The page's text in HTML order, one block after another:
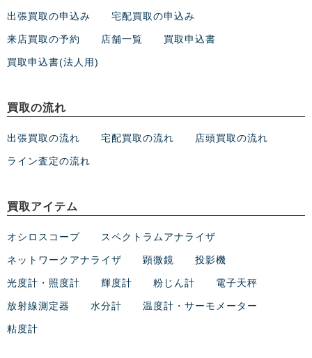
出張買取の申込み 宅配買取の申込み
来店買取の予約 店舗一覧 買取申込書
買取申込書(法人用)
買取の流れ
出張買取の流れ 宅配買取の流れ 店頭買取の流れ
ライン査定の流れ
買取アイテム
オシロスコープ スペクトラムアナライザ
ネットワークアナライザ 顕微鏡 投影機
光度計・照度計 輝度計 粉じん計 電子天秤
放射線測定器 水分計 温度計・サーモメーター
粘度計